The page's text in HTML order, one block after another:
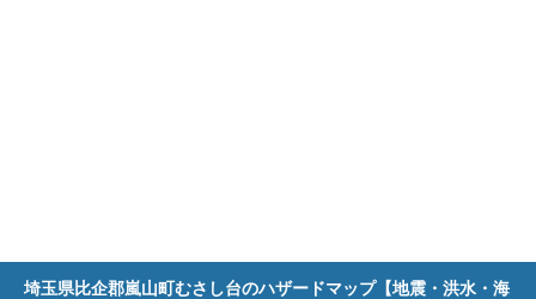
埼玉県比企郡嵐山町むさし台のハザードマップ【地震・洪水・海